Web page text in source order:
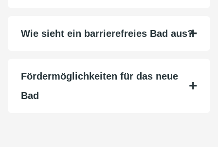
Wie sieht ein barrierefreies Bad aus?
Förder­möglich­keiten für das neue
Bad